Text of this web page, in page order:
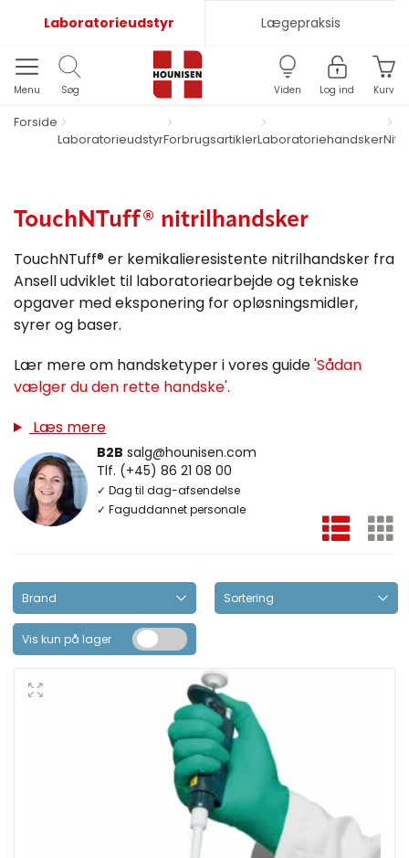
Laboratorieudstyr Lægepraksis
Menu Søg Viden Log ind Kurv
Forside
LaboratorieudstyrForbrugsartiklerLaboratoriehandsker
TouchNTuff® nitrilhandsker
TouchNTuff® er kemikalieresistente nitrilhandsker fra
Ansell udviklet til laboratoriearbejde og tekniske
opgaver med eksponering for opløsningsmidler,
syrer og baser.
Lær mere om handsketyper i vores guide'Sådan
vælger du den rette handske'.
Læs mere
B2B salg@hounisen.com
Tlf. (+45) 86 21 08 00
✓ Dag til dag-afsendelse
✓ Faguddannet personale
Vis kun på lager